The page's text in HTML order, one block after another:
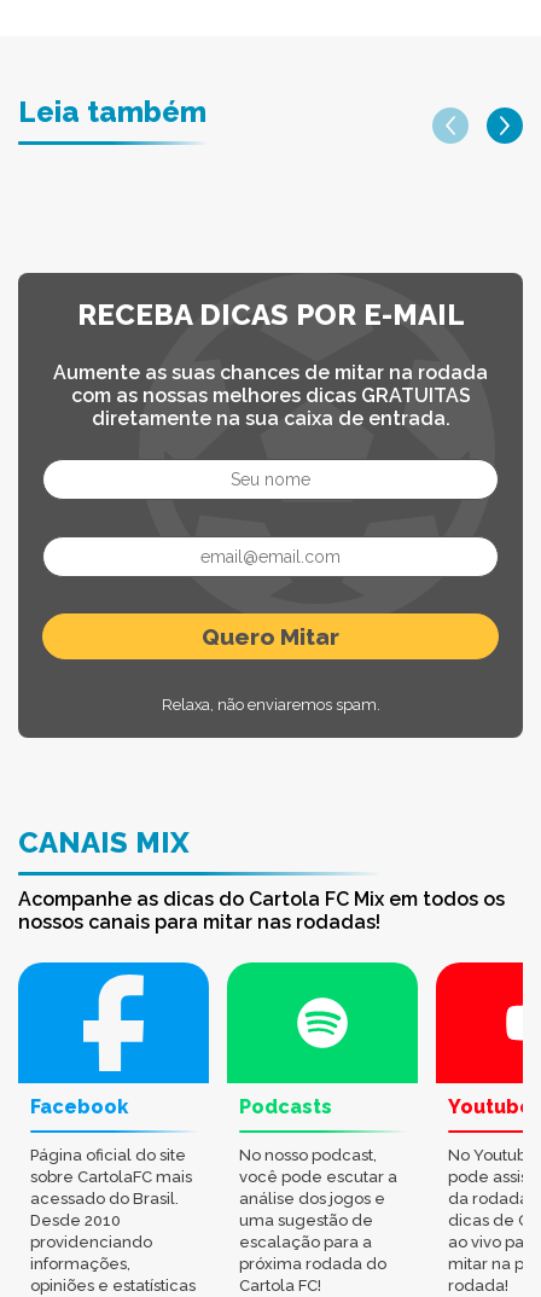
Leia também
RECEBA DICAS POR E-MAIL
Aumente as suas chances de mitar na rodada
com as nossas melhores dicas GRATUITAS
diretamente na sua caixa de entrada.
Relaxa, não enviaremos spam.
CANAIS MIX
Acompanhe as dicas do Cartola FC Mix em todos os
nossos canais para mitar nas rodadas!
Facebook
Página oficial do site
sobre CartolaFC mais
acessado do Brasil.
Desde 2010
providenciando
informações,
opiniões e estatísticas
Podcasts
No nosso podcast,
você pode escutar a
análise dos jogos e
uma sugestão de
escalação para a
próxima rodada do
Cartola FC!
Youtube
No
pode
da rodada,
dicas de
ao vivo
mitar na
rodada!